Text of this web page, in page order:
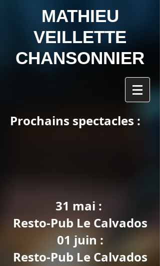
MATHIEU
VEILLETTE
CHANSONNIER
Prochains spectacles :
31 mai :
Resto-Pub Le Calvados
01 juin :
Resto-Pub Le Calvados